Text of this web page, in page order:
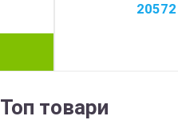
Топ товари